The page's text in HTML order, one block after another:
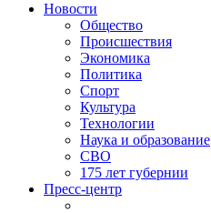
Новости
Общество
Происшествия
Экономика
Политика
Спорт
Культура
Технологии
Наука и образование
СВО
175 лет губернии
Пресс-центр